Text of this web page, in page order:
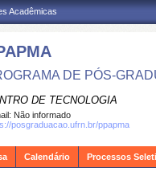
Acadêmicas
DE PÓS-
DE TECNOLOGIA
Não informado
posgraduacao.ufrn.br/ppapma
Calendário Processos